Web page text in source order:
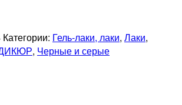
Категории: Гель-лаки, лаки, Лаки,
, Черные и серые